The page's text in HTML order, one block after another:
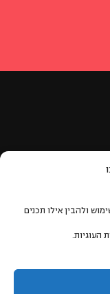
ולהבין אילו תכנים
העוגיות.